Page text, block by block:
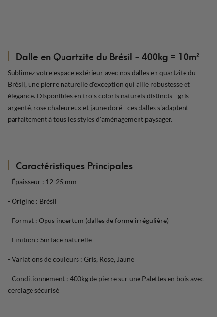
Dalle en Quartzite du Brésil - 400kg = 10m²
Sublimez votre espace extérieur avec nos dalles en quartzite du
Brésil, une pierre naturelle d'exception qui allie robustesse et
élégance. Disponibles en trois coloris naturels distincts - gris
argenté, rose chaleureux et jaune doré - ces dalles s'adaptent
parfaitement à tous les styles d'aménagement paysager.
Caractéristiques Principales
- Épaisseur : 12-25 mm
- Origine : Brésil
- Format : Opus incertum (dalles de forme irrégulière)
- Finition : Surface naturelle
- Variations de couleurs : Gris, Rose, Jaune
- Conditionnement : 400kg de pierre sur une Palettes en bois avec
cerclage sécurisé